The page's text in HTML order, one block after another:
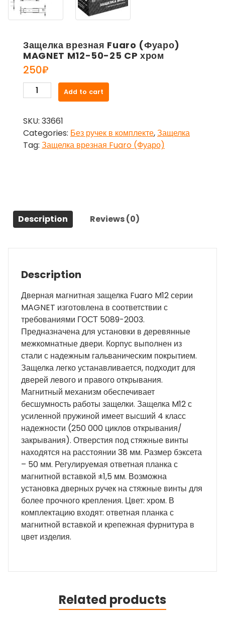
Защелка врезная Fuaro (Фуаро)
MAGNET M12-50-25 CP хром
250₽
Защелка
врезная
(Фуаро)
MAGNET
M12-
quantity
Add to cart
SKU: 33661
Categories: Без ручек в комплекте,Защелка
Tag: Защелка врезная Fuaro (Фуаро)
Description Reviews (0)
Description
Дверная магнитная защелка Fuaro M12 серии
MAGNET изготовлена в соответствии с
требованиями ГОСТ 5089-2003.
Предназначена для установки в деревянные
межкомнатные двери. Корпус выполнен из
стали с надежным гальваническим покрытием.
Защелка легко устанавливается, подходит для
дверей левого и правого открывания.
Магнитный механизм обеспечивает
бесшумность работы защелки. Защелка M12 с
усиленной пружиной имеет высший 4 класс
надежности (250 000 циклов открывания/
закрывания). Отверстия под стяжные винты
находятся на расстоянии 38 мм. Размер бэксета
– 50 мм. Регулируемая ответная планка с
магнитной вставкой ±1,5 мм. Возможна
установка дверных ручек на стяжные винты для
более прочного крепления. Цвет: хром. В
комплектацию входят: ответная планка с
магнитной вставкой и крепежная фурнитура в
цвет изделия.
Related products